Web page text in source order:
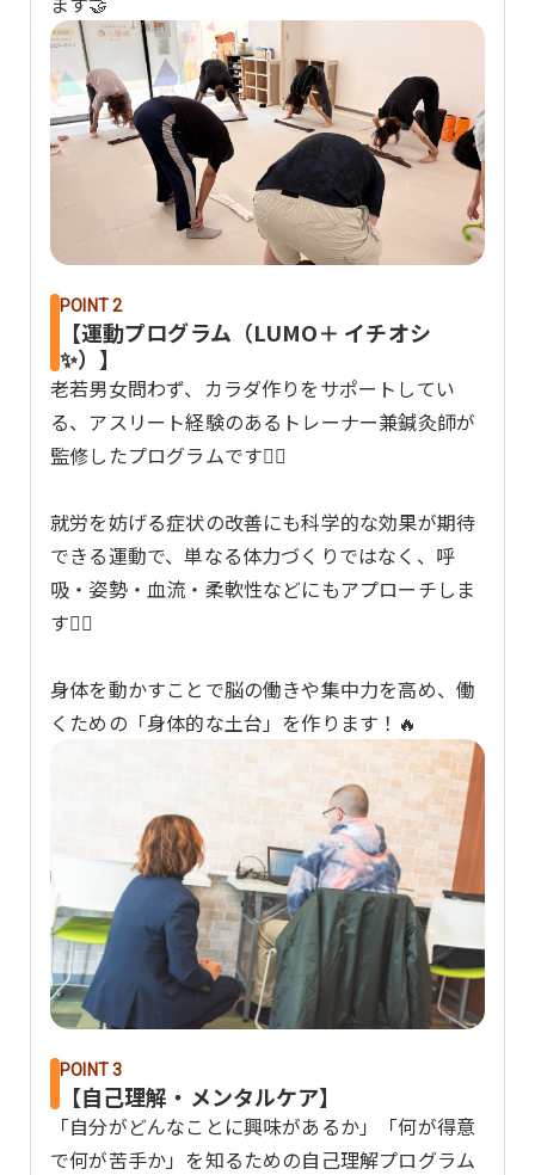
POINT 2
【運動プログラム（LUMO＋ イチオシ
✨）】
老若男女問わず、カラダ作りをサポートしてい
る、アスリート経験のあるトレーナー兼鍼灸師が
監修したプログラムです👨‍⚕️
就労を妨げる症状の改善にも科学的な効果が期待
できる運動で、単なる体力づくりではなく、呼
吸・姿勢・血流・柔軟性などにもアプローチしま
す🧘‍♀️
身体を動かすことで脳の働きや集中力を高め、働
くための「身体的な土台」を作ります！🔥
POINT 3
【自己理解・メンタルケア】
「自分がどんなことに興味があるか」「何が得意
で何が苦手か」を知るための自己理解プログラム